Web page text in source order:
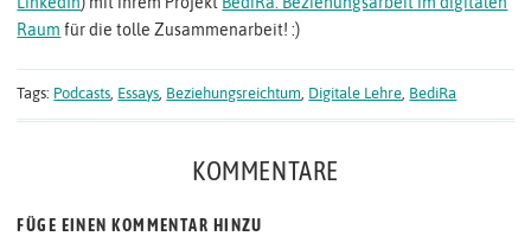
Raum für die tolle Zusammenarbeit! :)
Tags: Podcasts Essays Beziehungsreichtum Digitale Lehre BediRa
KOMMENTARE
FÜGE EINEN KOMMENTAR HINZU